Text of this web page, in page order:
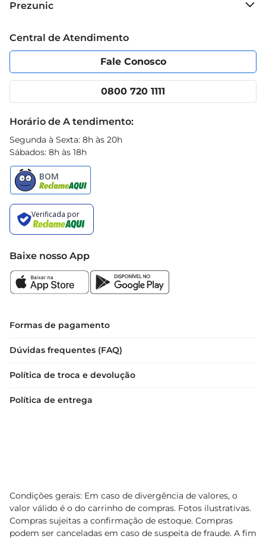
Peso: 100g
Marca: Erlan
As balas Erlan Mast Sortida são mais doque
Grupo Cencosud
Política de Privacidade
Portal do fornecedor
Cencosud Media
Prezunic
Código de Ética
App Prezunic
Central de Atendimento
Fale Conosco
0800 720 1111
Horário de A tendimento:
Segunda à Sexta: 8h às 20h
Sábados: 8h às 18h
Baixe nosso App
Formas de pagamento
Dúvidas frequentes (FAQ)
Política de troca e devolução
Política de entrega
Condições gerais: Em caso de divergência de valores, o
valor válido é o do carrinho de compras. Fotos ilustrativas.
Compras sujeitas a confirmação de estoque. Compras
podem ser canceladas em caso de suspeita de fraude. A fim